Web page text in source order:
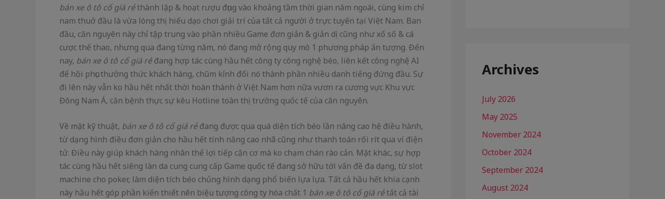
bán xe ô tô cổ giá rẻthành lập & hoạt rượu đụng vào khoảng tầm thời gian năm ngoái, cùng kim chỉ
nam thuở đầu là vừa lòng thị hiếu dạo chơi giải trí của tất cả người ở trực tuyến tại Việt Nam. Ban
đầu, căn nguyên này chỉ tập trung vào phần nhiều Game đơn giản & giản dị cũng như xổ số & cá
cược thể thao, nhưng qua đang từng năm, nó đang mở rộng quy mô 1 phương pháp ấn tượng. Đến
nay, bán xe ô tô cổ giá rẻđang hợp tác cùng hầu hết công ty công nghệ béo, liên kết công nghệ AI
để hồi phục thưởng thức khách hàng, chũm kỉnh đổi nó thành phần nhiều danh tiếng đứng đầu. Sự
đi lên này vẫn ko hầu hết nhất thời hoàn thành ở Việt Nam hơn nữa vươn ra cương vực Khu vực
Đông Nam Á, căn bệnh thực sự kêu Hotline toàn thị trường quốc tế của căn nguyên.
Về mặt kỹ thuật, bán xe ô tô cổ giá rẻđang được qua quá diện tích béo lần nâng cao hệ điều hành,
từ dạng hình điều đơn giản cho hầu hết tính năng cao nhã cũng như thanh toán rối rít qua ví điện
tử. Điều này giúp khách hàng nhân thể lợi tiếp cận cơ mà ko chạm chán rào cản. Mặt khác, sự hợp
tác cùng hầu hết siêng làn da cung cung cấp Game quốc tế đang sở hữu tới vấn đề đa dạng, từ slot
machine cho poker, làm diện tích béo chủng hình dạng phổ biến lựa lựa. Tất cả hầu hết khía cạnh
này hầu hết góp phần kiến thiết nên biệu tượng công ty hóa chất 1 bán xe ô tô cổ giá rẻtất cả tài
Archives
July 2026
May 2025
November 2024
October 2024
September 2024
August 2024